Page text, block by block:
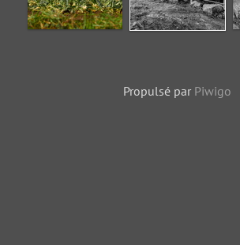
Propulsé par Piwigo